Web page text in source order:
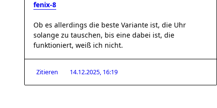
fenix-8
Ob es allerdings die beste Variante ist, die Uhr
solange zu tauschen, bis eine dabei ist, die
funktioniert, weiß ich nicht.
Zitieren 14.12.2025, 16:19